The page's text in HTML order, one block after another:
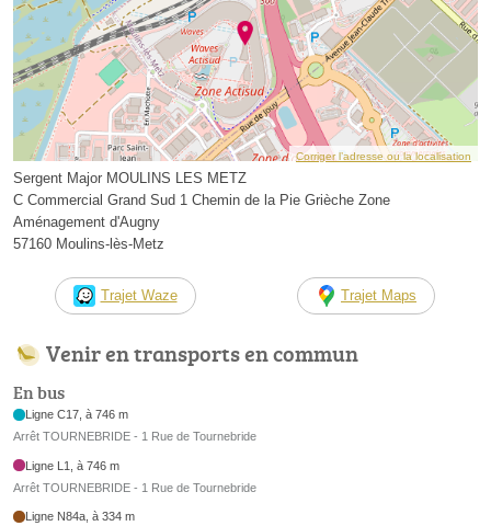
Corriger l’adresse ou la localisation
Sergent Major MOULINS LES METZ
C Commercial Grand Sud 1 Chemin de la Pie Grièche Zone
Aménagement d'Augny
57160 Moulins-lès-Metz
Trajet Waze Trajet Maps
Venir en transports en commun
En bus
Ligne C17, à 746 m
Arrêt TOURNEBRIDE - 1 Rue de Tournebride
Ligne L1, à 746 m
Arrêt TOURNEBRIDE - 1 Rue de Tournebride
Ligne N84a, à 334 m